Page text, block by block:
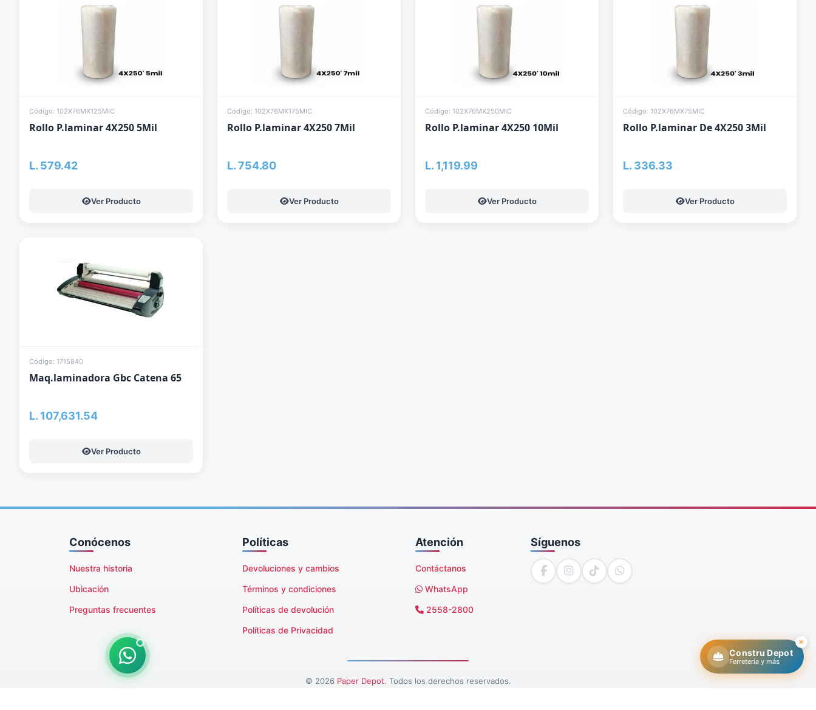
Código: 102X76MX125MIC
Rollo P.laminar 4X250 5Mil
L. 579.42
Ver Producto
Código: 102X76MX175MIC
Rollo P.laminar 4X250 7Mil
L. 754.80
Ver Producto
Código: 102X76MX250MIC
Rollo P.laminar 4X250 10Mil
L. 1,119.99
Ver Producto
Código: 102X76MX75MIC
Rollo P.laminar De 4X250 3Mil
L. 336.33
Ver Producto
Código: 1715840
Maq.laminadora Gbc Catena 65
L. 107,631.54
Ver Producto
Constru Depot
Ferretería y más
Conócenos
Nuestra historia
Ubicación
Preguntas frecuentes
Políticas
Devoluciones y cambios
Términos y condiciones
Políticas de devolución
Políticas de Privacidad
Atención
Contáctanos
WhatsApp
2558-2800
Síguenos
© 2026 Paper Depot. Todos los derechos reservados.